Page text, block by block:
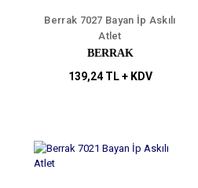
Berrak 7027 Bayan İp Askılı
Atlet
BERRAK
139,24 TL + KDV